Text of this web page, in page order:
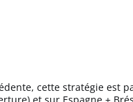
cette stratégie est
et sur Espagne +